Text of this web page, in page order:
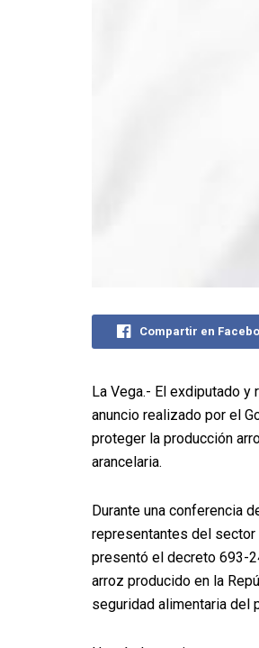
Compartir en
La Vega.- El exdiputado
anuncio realizado por el
proteger la producción
arancelaria.
Durante una conferencia
representantes del
presentó el decreto 693-
arroz producido en la
seguridad alimentaria del